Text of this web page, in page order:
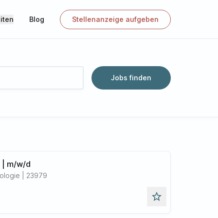
Blog Stellenanzeige aufgeben
Jobs finden
| m/w/d
| 23979
star_outline